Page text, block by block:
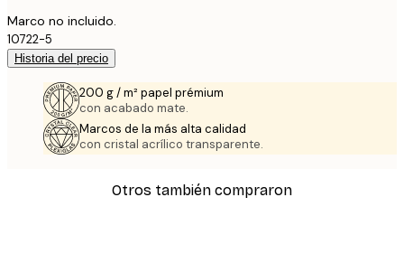
Marco no incluido.
10722-5
Historia del precio
200 g / m² papel prémium
con acabado mate.
Marcos de la más alta calidad
con cristal acrílico transparente.
Otros también compraron